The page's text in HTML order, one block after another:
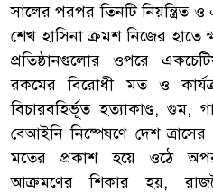
সালের পরপর তিনটি নিয়ন্ত্রিত
শেখ হাসিনা ক্রমশ নিজের হাতে
প্রতিষ্ঠানগুলোর ওপরে
রকমের বিরোধী মত ও
বিচারবহির্ভূত হত্যাকাণ্ড, গুম,
বেআইনি নিষ্পেষণে দেশ
মতের প্রকাশ হয়ে ওঠে
আক্রমণের শিকার হয়,